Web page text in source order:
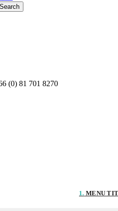
Search
(0) 81 701 8270
1. MENU